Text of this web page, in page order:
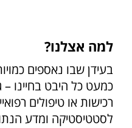
למה אצלנו?
בעידן שבו נאספים
כמעט כל היבט בחיינו –
רכישות או טיפולים
לסטטיסטיקה ומדע